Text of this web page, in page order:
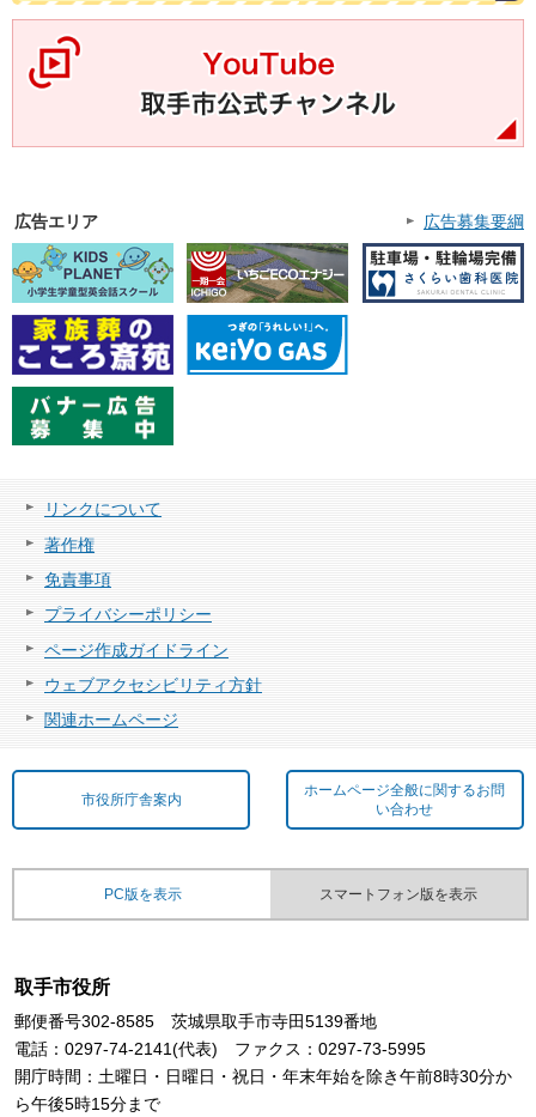
広告エリア 広告募集要綱
リンクについて
著作権
免責事項
プライバシーポリシー
ページ作成ガイドライン
ウェブアクセシビリティ方針
関連ホームページ
市役所庁舎案内
ホームページ全般に関するお問
い合わせ
PC版を表示 スマートフォン版を表示
取手市役所
郵便番号302-8585 茨城県取手市寺田5139番地
電話：0297-74-2141(代表) ファクス：0297-73-5995
開庁時間：土曜日・日曜日・祝日・年末年始を除き午前8時30分か
ら午後5時15分まで